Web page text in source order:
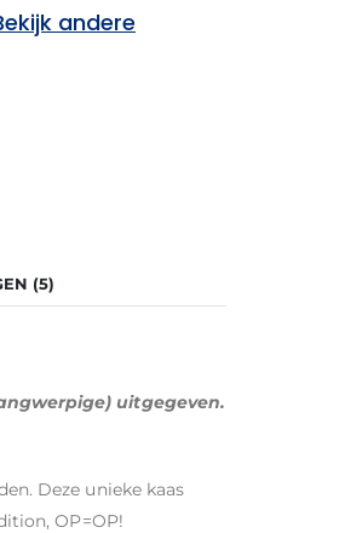
andere
(5)
uitgegeven.
Deze unieke kaas
OP=OP!